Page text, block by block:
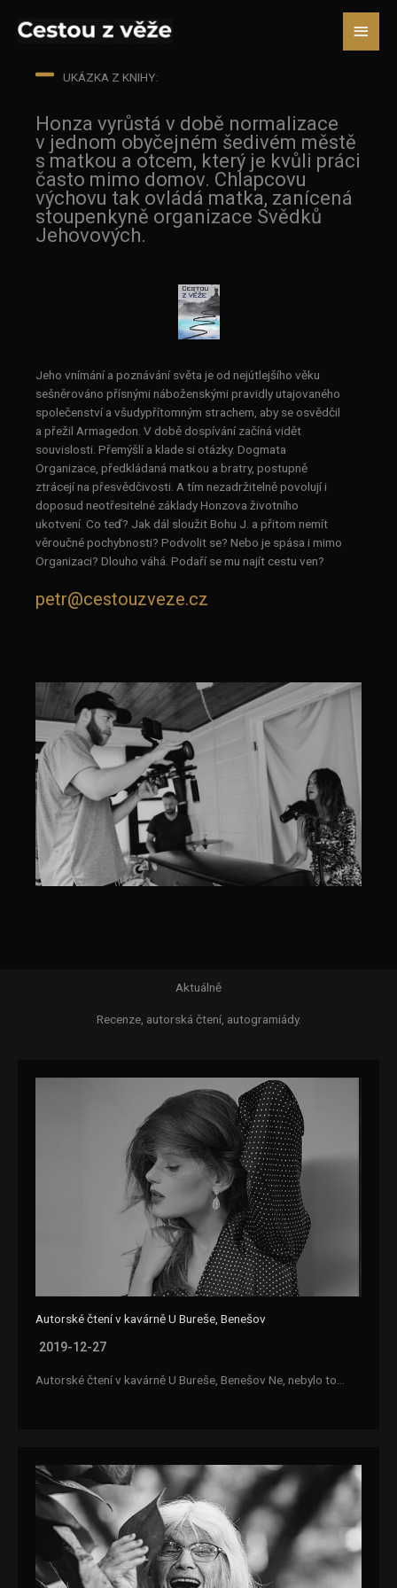
UKÁZKA Z KNIHY:
Honza vyrůstá v době normalizace
v jednom obyčejném šedivém městě
s matkou a otcem, který je kvůli práci
často mimo domov. Chlapcovu
výchovu tak ovládá matka, zanícená
stoupenkyně organizace Svědků
Jehovových.
Jeho vnímání a poznávání světa je od nejútlejšího věku
sešněrováno přísnými náboženskými pravidly utajovaného
společenství a všudypřítomným strachem, aby se osvědčil
a přežil Armagedon. V době dospívání začíná vidět
souvislosti. Přemýšlí a klade si otázky. Dogmata
Organizace, předkládaná matkou a bratry, postupně
ztrácejí na přesvědčivosti. A tím nezadržitelně povolují i
doposud neotřesitelné základy Honzova životního
ukotvení. Co teď? Jak dál sloužit Bohu J. a přitom nemít
věroučné pochybnosti? Podvolit se? Nebo je spása i mimo
Organizaci? Dlouho váhá. Podaří se mu najít cestu ven?
petr@cestouzveze.cz
Aktuálně
Recenze, autorská čtení, autogramiády.
Autorské čtení v kavárně U Bureše, Benešov
2019-12-27
Autorské čtení v kavárně U Bureše, Benešov Ne, nebylo to…